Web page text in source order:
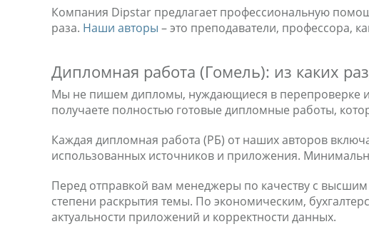
Компания Dipstar предлагает профессиональную
раза. Наши авторы – это преподаватели, профессора,
Дипломная работа (Гомель): из каких
Мы не пишем дипломы, нуждающиеся в перепроверке и
получаете полностью готовые дипломные работы,
Каждая дипломная работа (РБ) от наших авторов
использованных источников и приложения.
Перед отправкой вам менеджеры по качеству с
степени раскрытия темы. По экономическим,
актуальности приложений и корректности данных.